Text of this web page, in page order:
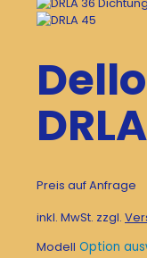
DRLA
Preis auf Anfrage
inkl. MwSt. zzgl.
Modell